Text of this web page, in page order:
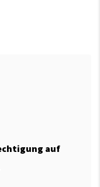
auf